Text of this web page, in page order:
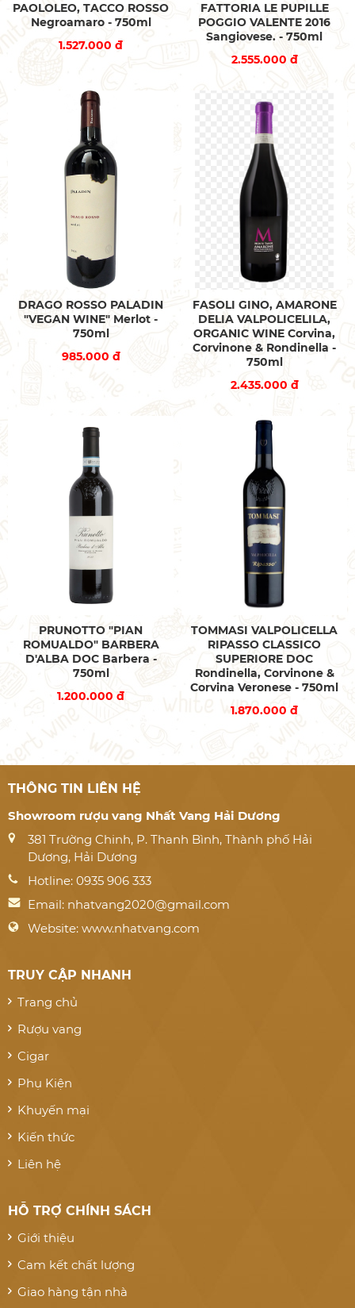
PAOLOLEO, TACCO ROSSO
Negroamaro - 750ml
1.527.000 đ
FATTORIA LE PUPILLE
POGGIO VALENTE 2016
Sangiovese. - 750ml
2.555.000 đ
DRAGO ROSSO PALADIN
"VEGAN WINE" Merlot -
750ml
985.000 đ
FASOLI GINO, AMARONE
DELIA VALPOLICELILA,
ORGANIC WINE Corvina,
Corvinone & Rondinella -
750ml
2.435.000 đ
PRUNOTTO "PIAN
ROMUALDO" BARBERA
D'ALBA DOC Barbera -
750ml
1.200.000 đ
TOMMASI VALPOLICELLA
RIPASSO CLASSICO
SUPERIORE DOC
Rondinella, Corvinone &
Corvina Veronese - 750ml
1.870.000 đ
THÔNG TIN LIÊN HỆ
Showroom rượu vang Nhất Vang Hải Dương
381 Trường Chinh, P. Thanh Bình, Thành phố Hải
Dương, Hải Dương
Hotline: 0935 906 333
Email: nhatvang2020@gmail.com
Website: www.nhatvang.com
TRUY CẬP NHANH
Trang chủ
Rượu vang
Cigar
Phụ Kiện
Khuyến mại
Kiến thức
Liên hệ
HỖ TRỢ CHÍNH SÁCH
Giới thiệu
Cam kết chất lượng
Giao hàng tận nhà